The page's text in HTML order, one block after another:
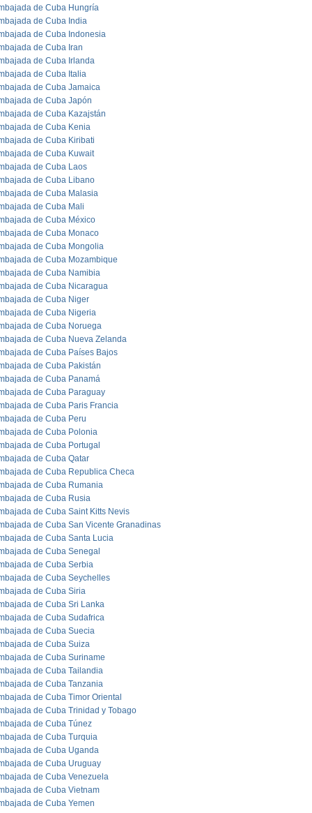
de Cuba Hungría
de Cuba India
de Cuba Indonesia
de Cuba Iran
de Cuba Irlanda
de Cuba Italia
de Cuba Jamaica
de Cuba Japón
de Cuba Kazajstán
de Cuba Kenia
de Cuba Kiribati
de Cuba Kuwait
de Cuba Laos
de Cuba Libano
de Cuba Malasia
de Cuba Mali
de Cuba México
de Cuba Monaco
de Cuba Mongolia
de Cuba Mozambique
de Cuba Namibia
de Cuba Nicaragua
de Cuba Niger
de Cuba Nigeria
de Cuba Noruega
de Cuba Nueva Zelanda
de Cuba Países Bajos
de Cuba Pakistán
de Cuba Panamá
de Cuba Paraguay
de Cuba Paris Francia
de Cuba Peru
de Cuba Polonia
de Cuba Portugal
de Cuba Qatar
de Cuba Republica Checa
de Cuba Rumania
de Cuba Rusia
de Cuba Saint Kitts Nevis
de Cuba San Vicente Granadinas
de Cuba Santa Lucia
de Cuba Senegal
de Cuba Serbia
de Cuba Seychelles
de Cuba Siria
de Cuba Sri Lanka
de Cuba Sudafrica
de Cuba Suecia
de Cuba Suiza
de Cuba Suriname
de Cuba Tailandia
de Cuba Tanzania
de Cuba Timor Oriental
de Cuba Trinidad y Tobago
de Cuba Túnez
de Cuba Turquia
de Cuba Uganda
de Cuba Uruguay
de Cuba Venezuela
de Cuba Vietnam
de Cuba Yemen